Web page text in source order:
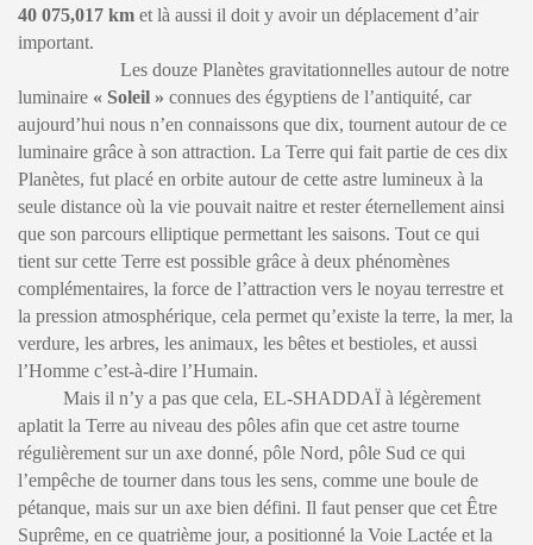
40 075,017 kmet là aussi il doit y avoir un déplacement d’air
important.
Les douze Planètes gravitationnelles autour de notre
luminaire « Soleil » connues des égyptiens de l’antiquité, car
aujourd’hui nous n’en connaissons que dix, tournent autour de ce
luminaire grâce à son attraction. La Terre qui fait partie de ces dix
Planètes, fut placé en orbite autour de cette astre lumineux à la
seule distance où la vie pouvait naitre et rester éternellement ainsi
que son parcours elliptique permettant les saisons. Tout ce qui
tient sur cette Terre est possible grâce à deux phénomènes
complémentaires, la force de l’attraction vers le noyau terrestre et
la pression atmosphérique, cela permet qu’existe la terre, la mer, la
verdure, les arbres, les animaux, les bêtes et bestioles, et aussi
l’Homme c’est-à-dire l’Humain.
Mais il n’y a pas que cela, EL-SHADDAÏ à légèrement
aplatit la Terre au niveau des pôles afin que cet astre tourne
régulièrement sur un axe donné, pôle Nord, pôle Sud ce qui
l’empêche de tourner dans tous les sens, comme une boule de
pétanque, mais sur un axe bien défini. Il faut penser que cet Être
Suprême, en ce quatrième jour, a positionné la Voie Lactée et la